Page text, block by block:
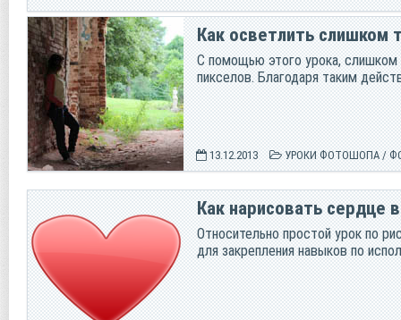
Как осветлить слишком
C помощью этого урока, слишком
пикселов. Благодаря таким
13.12.2013 УРОКИ ФОТОШОПА/
Как нарисовать сердце
Относительно простой урок по
для закрепления навыков по